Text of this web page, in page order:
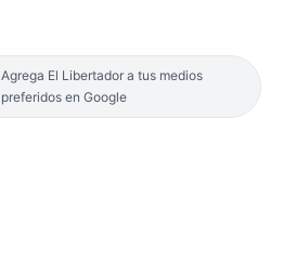
Agrega El Libertador a tus medios
preferidos en Google